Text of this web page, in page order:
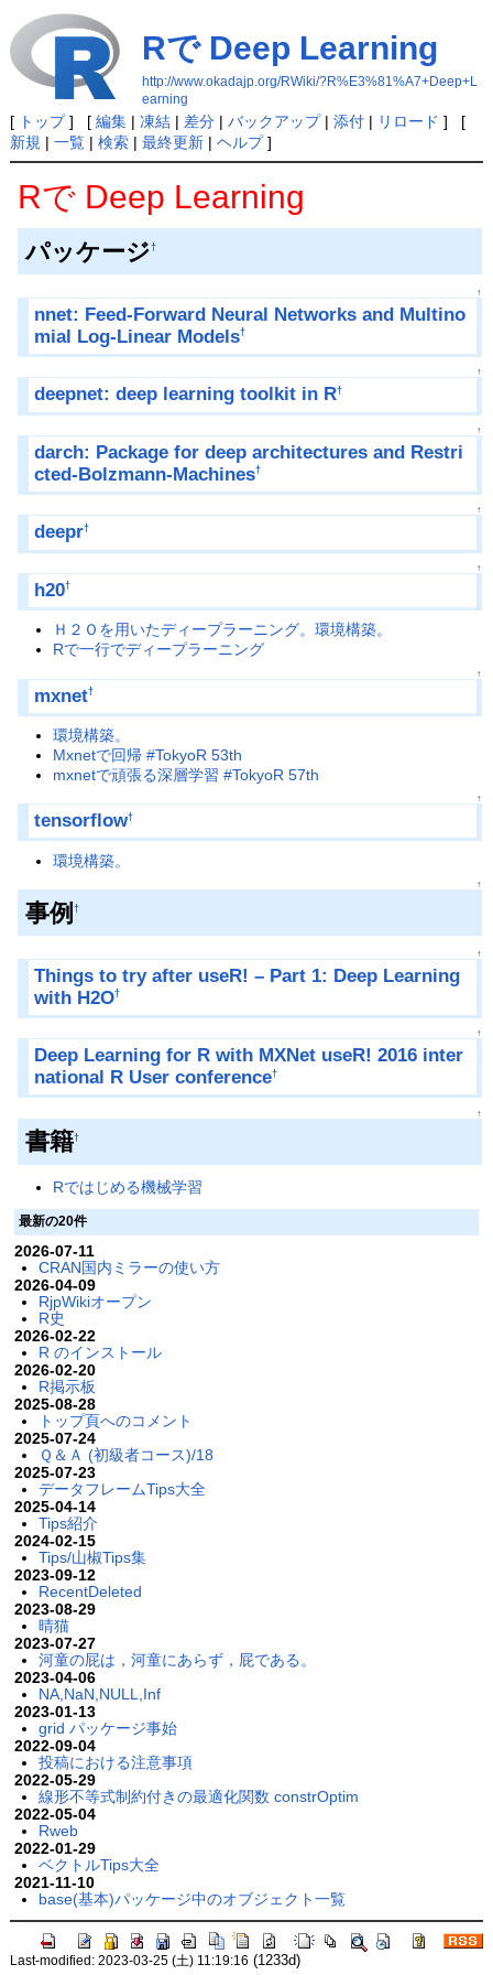
Rで Deep Learning
http://www.okadajp.org/RWiki/?R%E3%81%A7+Deep+L
earning
[ トップ] [ 編集| 凍結| 差分| バックアップ| 添付| リロード ] [
新規 | 一覧| 検索| 最終更新| ヘルプ]
Rで Deep Learning
パッケージ†
↑
nnet: Feed-Forward Neural Networks and Multino
mial Log-Linear Models†
↑
deepnet: deep learning toolkit in R†
↑
darch: Package for deep architectures and Restri
cted-Bolzmann-Machines†
↑
deepr†
↑
h20†
Ｈ２Ｏを用いたディープラーニング。環境構築。
Rで一行でディープラーニング
↑
mxnet†
環境構築。
Mxnetで回帰 #TokyoR 53th
mxnetで頑張る深層学習 #TokyoR 57th
↑
tensorflow†
環境構築。
↑
事例 †
↑
Things to try after useR! – Part 1: Deep Learning
with H2O†
↑
Deep Learning for R with MXNet useR! 2016 inter
national R User conference†
↑
書籍†
Rではじめる機械学習
最新の20件
2026-07-11
CRAN国内ミラーの使い方
2026-04-09
RjpWikiオープン
R史
2026-02-22
R のインストール
2026-02-20
R掲示板
2025-08-28
トップ頁へのコメント
2025-07-24
Ｑ＆Ａ (初級者コース)/18
2025-07-23
データフレームTips大全
2025-04-14
Tips紹介
2024-02-15
Tips/山椒Tips集
2023-09-12
RecentDeleted
2023-08-29
晴猫
2023-07-27
河童の屁は，河童にあらず，屁である。
2023-04-06
NA,NaN,NULL,Inf
2023-01-13
grid パッケージ事始
2022-09-04
投稿における注意事項
2022-05-29
線形不等式制約付きの最適化関数 constrOptim
2022-05-04
Rweb
2022-01-29
ベクトルTips大全
2021-11-10
base(基本)パッケージ中のオブジェクト一覧
Last-modified: 2023-03-25 (土) 11:19:16 (1233d)